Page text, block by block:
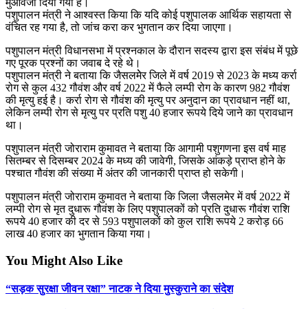
पशुपालन मंत्री ने आश्वस्त किया कि यदि कोई पशुपालक आर्थिक सहायता से
वंचित रह गया है, तो जांच करा कर भुगतान कर दिया जाएगा।
पशुपालन मंत्री विधानसभा में प्रश्नकाल के दौरान सदस्य द्वारा इस संबंध में पूछे
गए पूरक प्रश्नों का जवाब दे रहे थे।
पशुपालन मंत्री ने बताया कि जैसलमेेर जिले में वर्ष 2019 से 2023 के मध्य कर्रा
रोग से कुल 432 गौवंश और वर्ष 2022 में फैले लम्पी रोग के कारण 982 गौवंश
की मृत्यु हई है। कर्रा रोग से गौवंश की मृत्यु पर अनुदान का प्रावधान नहीं था,
लेकिन लम्पी रोग से मृत्यु पर प्रति पशु 40 हजार रूपये दिये जाने का प्रावधान
था।
पशुपालन मंत्री जोराराम कुमावत ने बताया कि आगामी पशुगणना इस वर्ष माह
सितम्बर से दिसम्बर 2024 के मध्य की जावेगी, जिसके आंकड़े प्राप्त होने के
पश्चात गौवंश की संख्या में अंतर की जानकारी प्राप्त हो सकेगी।
पशुपालन मंत्री जोराराम कुमावत ने बताया कि जिला जैसलमेर में वर्ष 2022 में
लम्पी रोग से मृत दुधारू गौवंश के लिए पशुपालकों को प्रति दुधारू गौवंश राशि
रूपये 40 हजार की दर से 593 पशुपालकों को कुल राशि रूपये 2 करोड़ 66
लाख 40 हजार का भुगतान किया गया।
You Might Also Like
“सड़क सुरक्षा जीवन रक्षा” नाटक ने दिया मुस्कुराने का संदेश